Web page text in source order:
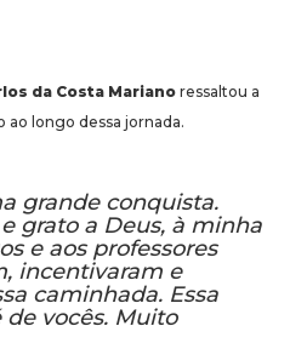
da Costa Marianoressaltou a
ao longo dessa jornada.
grande conquista.
grato a Deus, à minha
e aos professores
incentivaram e
caminhada. Essa
vocês. Muito